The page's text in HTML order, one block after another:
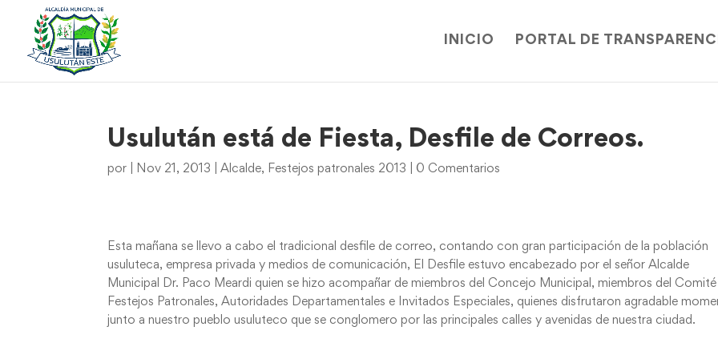
INICIO PORTAL DE
Usulután está de Fiesta, Desfile de Correos.
por Nov 21, 2013 |Alcalde, Festejos patronales 2013 0 Comentarios
Esta mañana se llevo a cabo el tradicional desfile de correo, contando con gran participación de la población
usuluteca, empresa privada y medios de comunicación, El Desfile estuvo encabezado por el señor Alcalde
Municipal Dr. Paco Meardi quien se hizo acompañar de miembros del Concejo Municipal, miembros del Comité
Festejos Patronales, Autoridades Departamentales e Invitados Especiales, quienes disfrutaron agradable
junto a nuestro pueblo usuluteco que se conglomero por las principales calles y avenidas de nuestra ciudad.